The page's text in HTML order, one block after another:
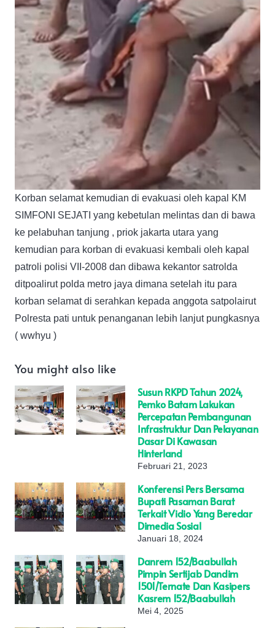
Korban selamat kemudian di evakuasi oleh kapal KM
SIMFONI SEJATI yang kebetulan melintas dan di bawa
ke pelabuhan tanjung , priok jakarta utara yang
kemudian para korban di evakuasi kembali oleh kapal
patroli polisi VII-2008 dan dibawa kekantor satrolda
ditpoalirut polda metro jaya dimana setelah itu para
korban selamat di serahkan kepada anggota satpolairut
Polresta pati untuk penanganan lebih lanjut pungkasnya
( wwhyu )
You might also like
Susun RKPD Tahun 2024,
Pemko Batam Lakukan
Percepatan Pembangunan
Infrastruktur Dan Pelayanan
Dasar Di Kawasan
Hinterland
Februari 21, 2023
Konferensi Pers Bersama
Bupati Pasaman Barat
Terkait Vidio Yang Beredar
Dimedia Sosial
Januari 18, 2024
Danrem 152/Baabullah
Pimpin Sertijab Dandim
1501/Ternate Dan Kasipers
Kasrem 152/Baabullah
Mei 4, 2025